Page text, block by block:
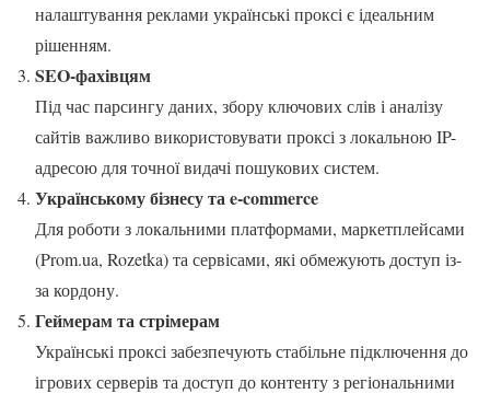
налаштування реклами українські проксі є ідеальним
рішенням.
SEO-фахівцям
Під час парсингу даних, збору ключових слів і аналізу
сайтів важливо використовувати проксі з локальною IP-
адресою для точної видачі пошукових систем.
Українському бізнесу та e-commerce
Для роботи з локальними платформами, маркетплейсами
(Prom.ua, Rozetka) та сервісами, які обмежують доступ із-
за кордону.
Геймерам та стрімерам
Українські проксі забезпечують стабільне підключення до
ігрових серверів та доступ до контенту з регіональними